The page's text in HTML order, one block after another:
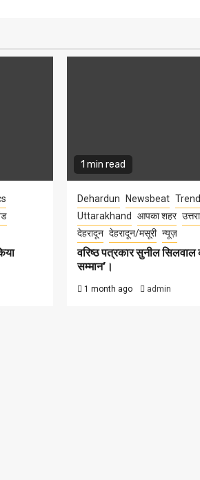
1 min read
Dehardun Newsbeat
Uttarakhand
आपका शहर
देहरादून देहरादून/मसूरी न्यूज़
वरिष्ठ पत्रकार सुनील सिलवाल
सम्मान’।
1 month ago admin